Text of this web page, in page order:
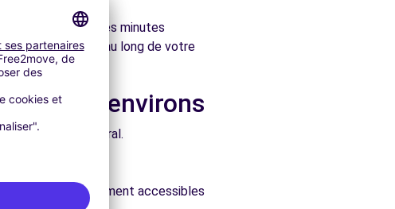
en quelques minutes
tout au long de votre
les environs
architectural.
médiévales, facilement accessibles